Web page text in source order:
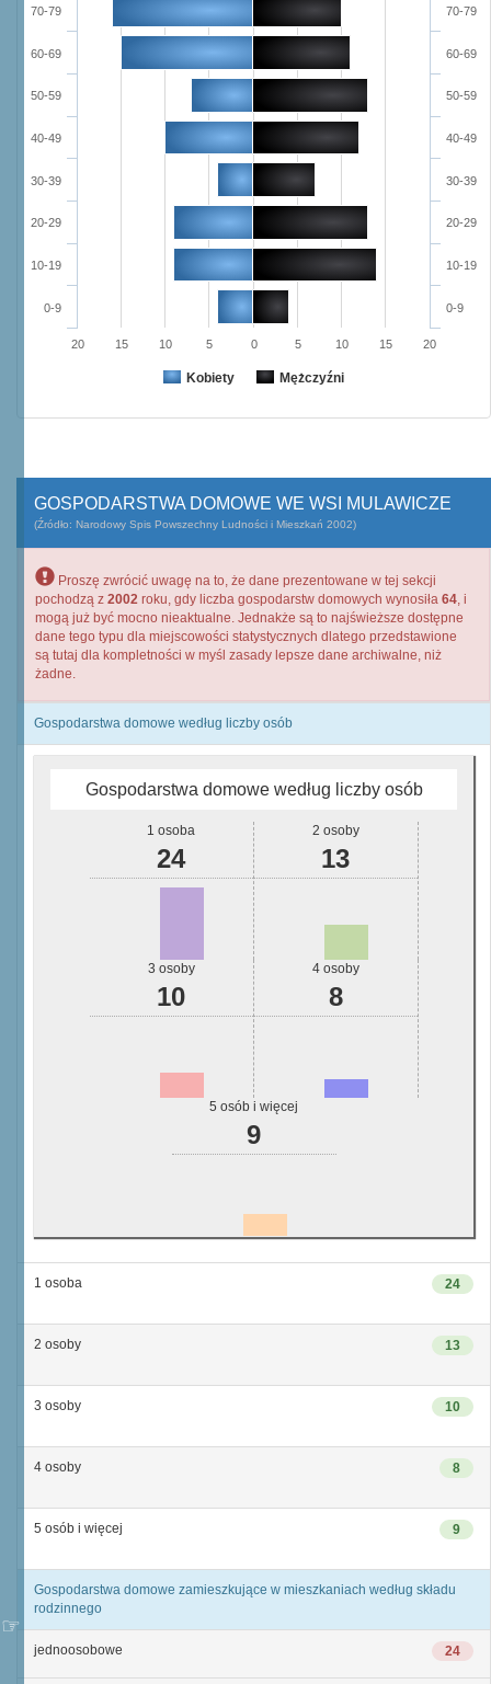
Kobiety Mężczyźni
0-9
10-19
20-29
30-39
40-49
50-59
60-69
70-79
0-9
10-19
20-29
30-39
40-49
50-59
60-69
70-79
20 15 10 5 0 5 10 15 20
GOSPODARSTWA DOMOWE WE WSI MULAWICZE
(Źródło: Narodowy Spis Powszechny Ludności i Mieszkań 2002)
Proszę zwrócić uwagę na to, że dane prezentowane w tej sekcji
pochodzą z 2002 roku, gdy liczba gospodarstw domowych wynosiła 64, i
mogą już być mocno nieaktualne. Jednakże są to najświeższe dostępne
dane tego typu dla miejscowości statystycznych dlatego przedstawione
są tutaj dla kompletności w myśl zasady lepsze dane archiwalne, niż
żadne.
Gospodarstwa domowe według liczby osób
Gospodarstwa domowe według liczby osób
1 osoba
24
2 osoby
13
3 osoby
10
4 osoby
8
5 osób i więcej
9
24
1 osoba
13
2 osoby
10
3 osoby
8
4 osoby
9
5 osób i więcej
Gospodarstwa domowe zamieszkujące w mieszkaniach według składu
rodzinnego
24
jednoosobowe